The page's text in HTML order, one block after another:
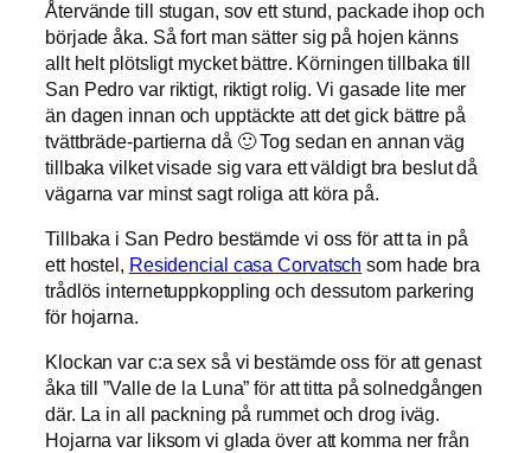
Återvände till stugan, sov ett stund, packade ihop och
började åka. Så fort man sätter sig på hojen känns
allt helt plötsligt mycket bättre. Körningen tillbaka till
San Pedro var riktigt, riktigt rolig. Vi gasade lite mer
än dagen innan och upptäckte att det gick bättre på
tvättbräde-partierna då 🙂 Tog sedan en annan väg
tillbaka vilket visade sig vara ett väldigt bra beslut då
vägarna var minst sagt roliga att köra på.
Tillbaka i San Pedro bestämde vi oss för att ta in på
ett hostel, Residencial casa Corvatsch som hade bra
trådlös internetuppkoppling och dessutom parkering
för hojarna.
Klockan var c:a sex så vi bestämde oss för att genast
åka till ”Valle de la Luna” för att titta på solnedgången
där. La in all packning på rummet och drog iväg.
Hojarna var liksom vi glada över att komma ner från